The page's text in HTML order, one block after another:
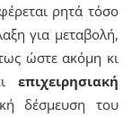
ρητά τόσο
για μεταβολή,
ώστε ακόμη κι
επιχειρησιακή
δέσμευση του